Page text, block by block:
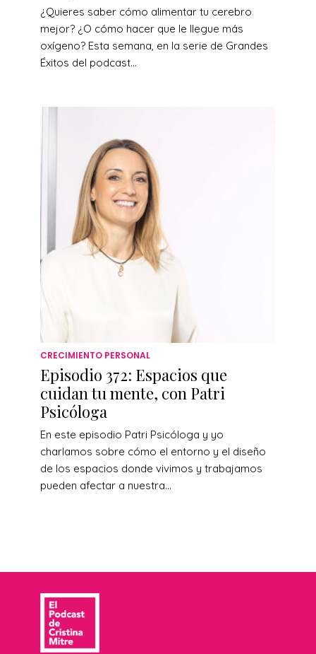
¿Quieres saber cómo alimentar tu cerebro
mejor? ¿O cómo hacer que le llegue más
oxígeno? Esta semana, en la serie de Grandes
Éxitos del podcast...
CRECIMIENTO PERSONAL
Episodio 372: Espacios que
cuidan tu mente, con Patri
Psicóloga
En este episodio Patri Psicóloga y yo
charlamos sobre cómo el entorno y el diseño
de los espacios donde vivimos y trabajamos
pueden afectar a nuestra...